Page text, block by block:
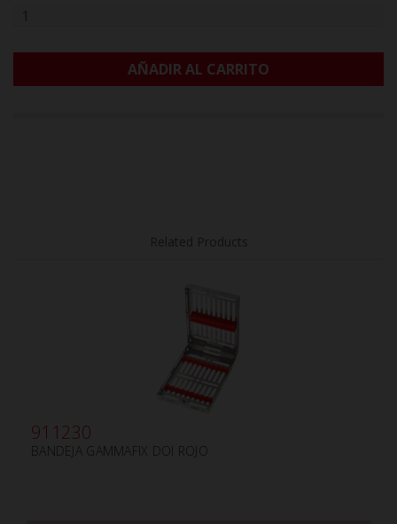
AÑADIR AL CARRITO
911230
BANDEJA GAMMAFIX DOI ROJO